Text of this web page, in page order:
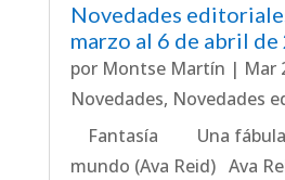
Novedades
marzo al 6 de abril de
por Montse Martín | Mar
Novedades, Novedades
Fantasía Una fábula
mundo (Ava Reid) Ava